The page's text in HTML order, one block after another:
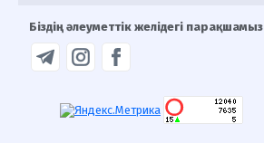
Біздің әлеуметтік желідегі парақшамыз